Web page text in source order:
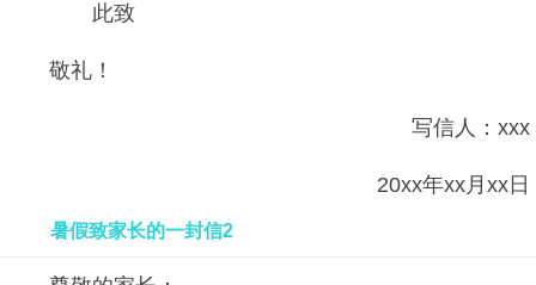
此致
敬礼！
写信人：xxx
20xx年xx月xx日
暑假致家长的一封信2